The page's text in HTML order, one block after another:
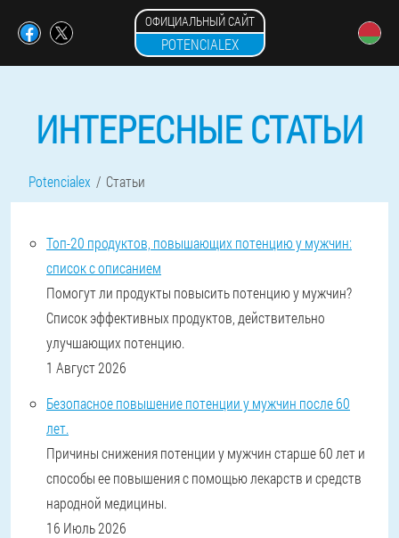
ОФИЦИАЛЬНЫЙ САЙТ
POTENCIALEX
ИНТЕРЕСНЫЕ СТАТЬИ
Potencialex Статьи
Топ-20 продуктов, повышающих потенцию у мужчин:
список с описанием
Помогут ли продукты повысить потенцию у мужчин?
Список эффективных продуктов, действительно
улучшающих потенцию.
1 Август 2026
Безопасное повышение потенции у мужчин после 60
лет.
Причины снижения потенции у мужчин старше 60 лет и
способы ее повышения с помощью лекарств и средств
народной медицины.
16 Июль 2026